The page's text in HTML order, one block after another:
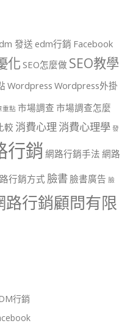
發送 edm行銷 Facebook
化 SEO怎麼做 SEO教學
Wordpress Wordpress外掛
重點 市場調查 市場調查怎麼
較 消費心理 消費心理學 發
行銷 網路行銷手法 網路
行銷方式 臉書 臉書廣告 臉
路行銷顧問有限
行銷